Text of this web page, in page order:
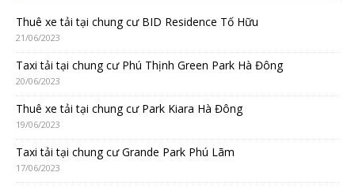
Thuê xe tải tại chung cư BID Residence Tố Hữu
21/06/2023
Taxi tải tại chung cư Phú Thịnh Green Park Hà Đông
20/06/2023
Thuê xe tải tại chung cư Park Kiara Hà Đông
19/06/2023
Taxi tải tại chung cư Grande Park Phú Lãm
17/06/2023